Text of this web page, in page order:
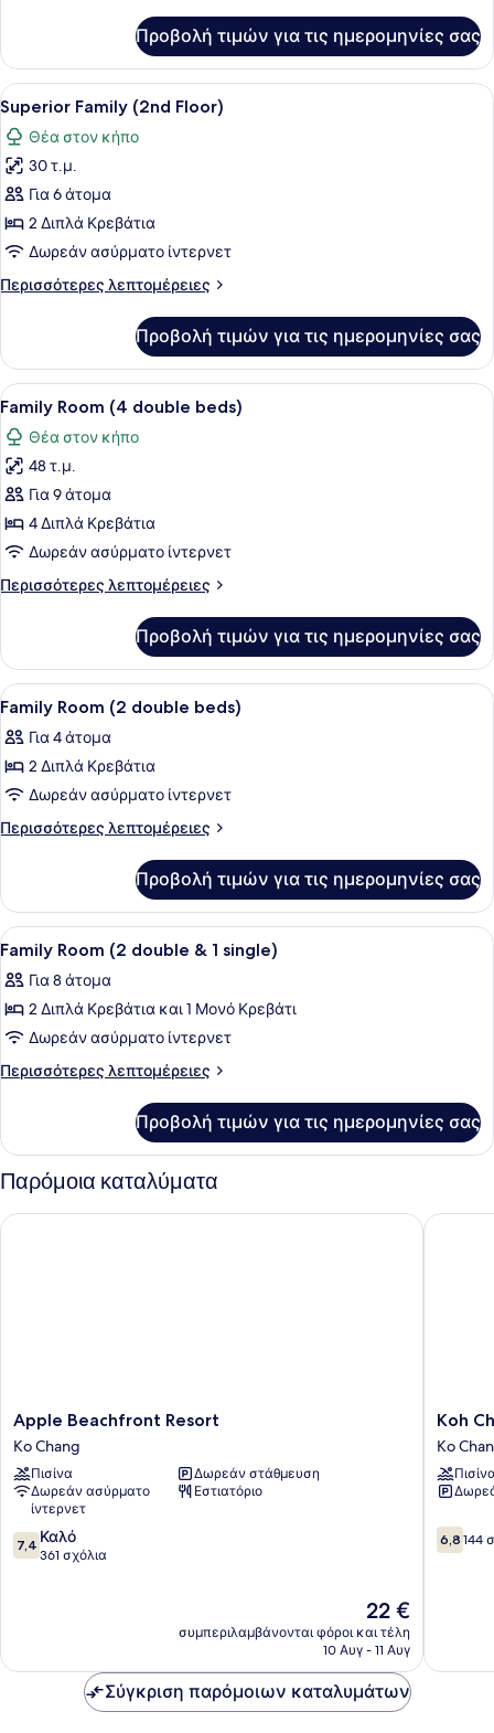
single)
Room
(2
double
single)
Προβολή τιμών για τις ημερομηνίες σας
Προβολή
όλων
των
φωτογραφιών
για
Superior
Family
(2nd
Floor)
Ένα δωμάτιο ξενοδοχείου με
12
Superior Family (2nd Floor)
Θέα στον κήπο
30 τ.μ.
Για 6 άτομα
2 Διπλά Κρεβάτια
Δωρεάν ασύρματο ίντερνετ
Περισσότερες λεπτομέρειες
Περισσότερες
Family
(2nd
Floor)
Προβολή τιμών για τις ημερομηνίες σας
Προβολή
όλων
των
φωτογραφιών
για
Family
Room
(4
double
Ένα δωμάτιο με επικλινή οροφή,
8
Family Room (4 double beds)
Θέα στον κήπο
48 τ.μ.
Για 9 άτομα
4 Διπλά Κρεβάτια
Δωρεάν ασύρματο ίντερνετ
Περισσότερες λεπτομέρειες
Περισσότερες
Room
(4
double
Προβολή τιμών για τις ημερομηνίες σας
Προβολή
όλων
των
φωτογραφιών
για
Family
double
beds)
Ένα δωμάτιο ξενοδοχείου με δύο
2
Family Room (2 double beds)
Για 4 άτομα
2 Διπλά Κρεβάτια
Δωρεάν ασύρματο ίντερνετ
Περισσότερες λεπτομέρειες
Περισσότερες
Room
(2
double
Προβολή τιμών για τις ημερομηνίες σας
Προβολή
όλων
των
φωτογραφιών
για
Family
double
1
single)
Ένα δωμάτιο ξενοδοχείου με δύο
10
Family Room (2 double & 1 single)
Για 8 άτομα
2 Διπλά Κρεβάτια και 1 Μονό Κρεβάτι
Δωρεάν ασύρματο ίντερνετ
Περισσότερες λεπτομέρειες
Περισσότερες
Room
(2
double
1
Προβολή τιμών για τις ημερομηνίες σας
Παρόμοια καταλύματα
Apple
Beachfront
Resort
Ko
Chang
Apple Beachfront Resort
Ko Chang
Πισίνα
Δωρεάν στάθμευση
Δωρεάν ασύρματο
ίντερνετ
Εστιατόριο
7.4
στα
7,4 Καλό
361 σχόλια
Η
τιμή
είναι
22 €
συμπεριλαμβάνονται φόροι και τέλη
10 Αυγ - 11 Αυγ
Apple Beachfront Resort
Koh
Chang
Resort
Ko
Chang
Koh
Ko
6.8
στα
6,8 144
Koh
Σύγκριση παρόμοιων καταλυμάτων